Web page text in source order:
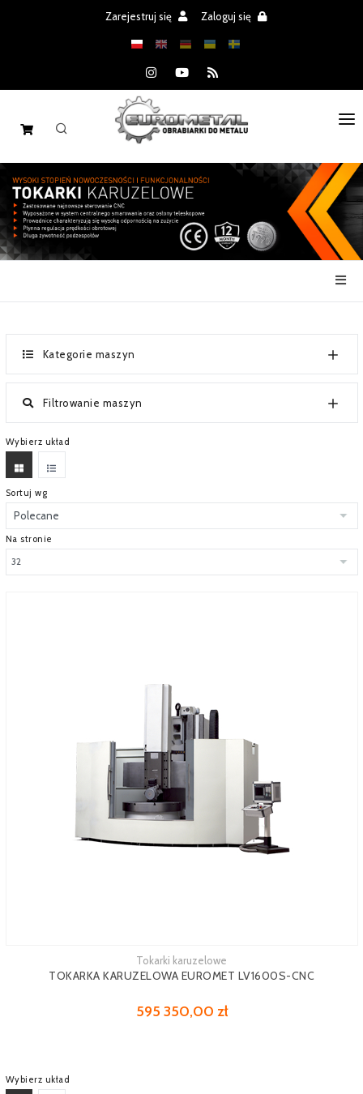
Zarejestruj się Zaloguj się
STRONA GŁÓWNA
MASZYNY
CZĘŚCI
SERWIS
FINANSOWANIE
KATALOGI
O FIRMIE
FAQ
Kategorie maszyn
Filtrowanie maszyn
Wybierz układ
Sortuj wg
Na stronie
Tokarki karuzelowe
TOKARKA KARUZELOWA EUROMET LV1600S-CNC
595 350,00 zł
Wybierz układ